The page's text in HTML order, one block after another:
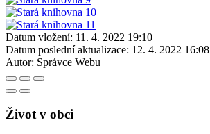
Datum vložení: 11. 4. 2022 19:10
Datum poslední aktualizace: 12. 4. 2022 16:08
Autor: Správce Webu
Život v obci